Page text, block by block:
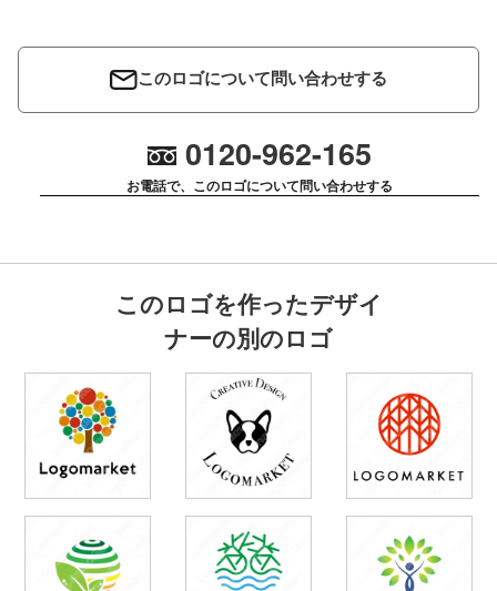
このロゴについて問い合わせする
0120-962-165
お電話で、このロゴについて問い合わせする
このロゴを作ったデザイ
ナーの別のロゴ